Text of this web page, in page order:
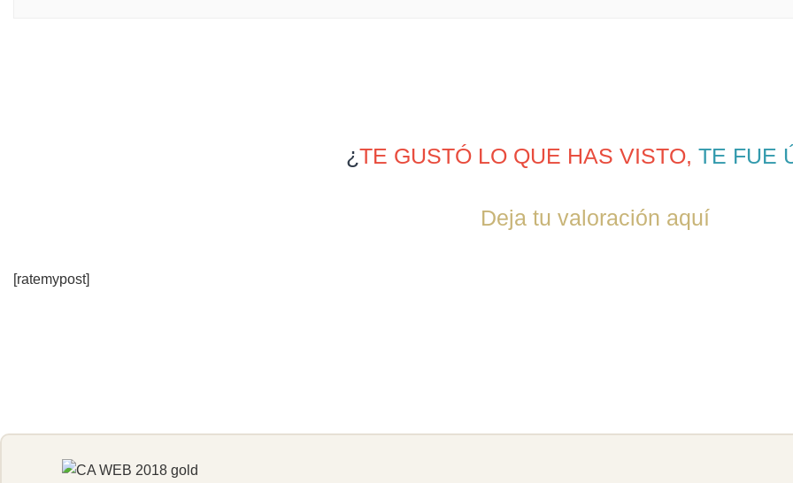
¿TE GUSTÓ LO QUE HAS VISTO, TE FUE
Deja tu valoración aquí
[ratemypost]